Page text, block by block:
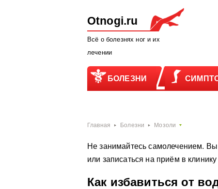
Otnogi.ru
Всё о болезнях ног и их
лечении
БОЛЕЗНИ
Главная Болезни Мозоли
Не занимайтесь самолечением.
или записаться на приём в
Как избавиться от